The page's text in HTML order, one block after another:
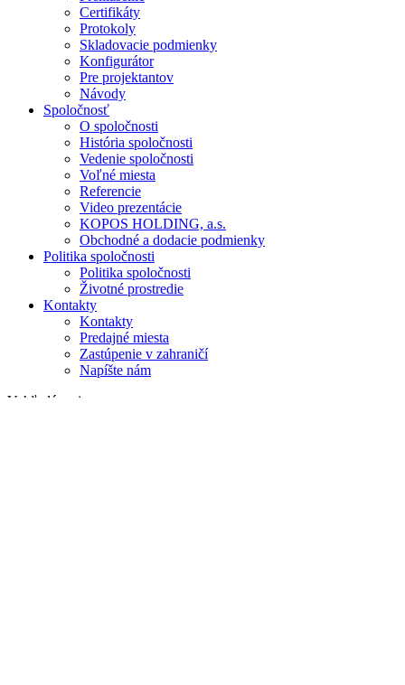
Certifikáty
Protokoly
Skladovacie podmienky
Konfigurátor
Pre projektantov
Návody
Spoločnosť
O spoločnosti
História spoločnosti
Vedenie spoločnosti
Voľné miesta
Referencie
Video prezentácie
KOPOS HOLDING, a.s.
Obchodné a dodacie podmienky
Politika spoločnosti
Politika spoločnosti
Životné prostredie
Kontakty
Kontakty
Predajné miesta
Zastúpenie v zahraničí
Napíšte nám
Vyhľadávanie